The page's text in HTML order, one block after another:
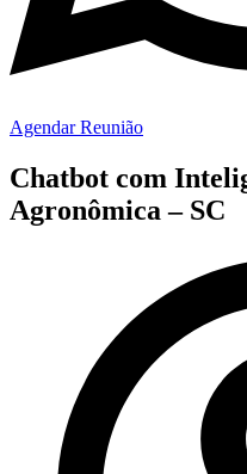
Agendar Reunião
Chatbot com
Agronômica – SC